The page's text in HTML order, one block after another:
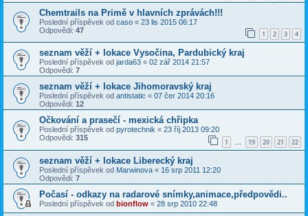
Chemtrails na Primě v hlavních zprávách!!!
Poslední příspěvek od caso « 23 lis 2015 06:17
Odpovědi: 47 1 2 3 4
seznam věží + lokace Vysočina, Pardubický kraj
Poslední příspěvek od jarda63 « 02 zář 2014 21:57
Odpovědi: 7
seznam věží + lokace Jihomoravský kraj
Poslední příspěvek od antistatic « 07 čer 2014 20:16
Odpovědi: 12
Očkování a prasečí - mexická chřipka
Poslední příspěvek od pyrotechnik « 23 říj 2013 09:20
Odpovědi: 315 1 … 19 20 21 22
seznam věží + lokace Liberecký kraj
Poslední příspěvek od Marwinova « 16 srp 2011 12:20
Odpovědi: 7
Počasí - odkazy na radarové snímky,animace,předpovědi..
Poslední příspěvek od bionflow « 28 srp 2010 22:48